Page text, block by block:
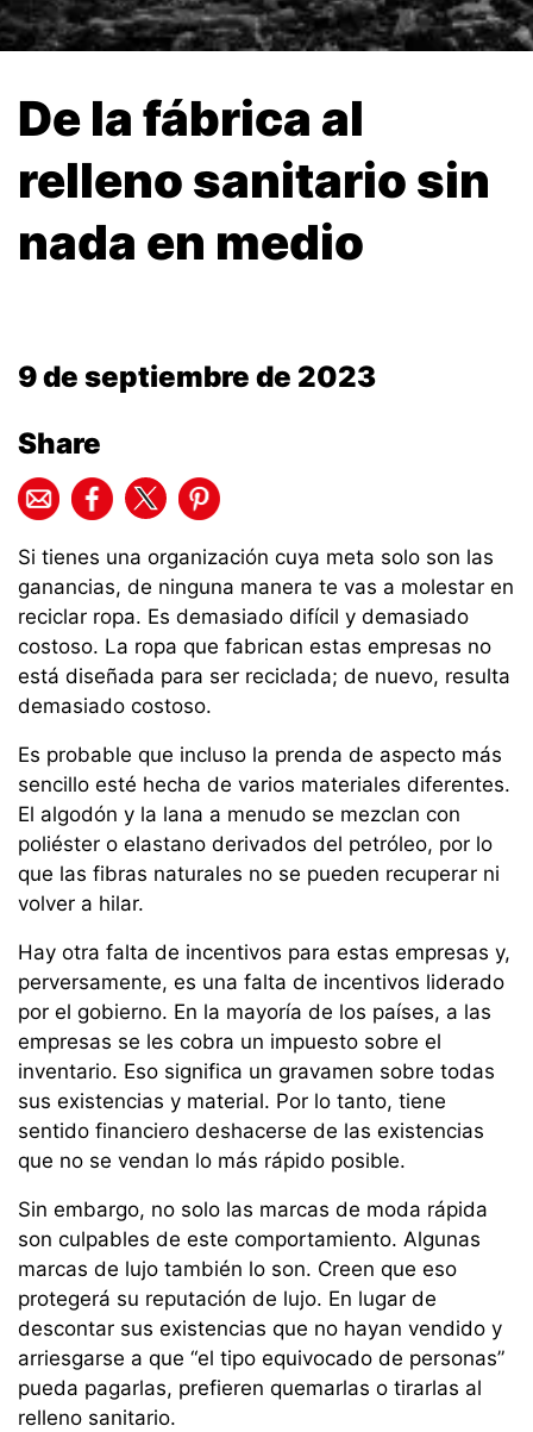
De la fábrica al
relleno sanitario sin
nada en medio
9 de septiembre de 2023
Share
Si tienes una organización cuya meta solo son las
ganancias, de ninguna manera te vas a molestar en
reciclar ropa. Es demasiado difícil y demasiado
costoso. La ropa que fabrican estas empresas no
está diseñada para ser reciclada; de nuevo, resulta
demasiado costoso.
Es probable que incluso la prenda de aspecto más
sencillo esté hecha de varios materiales diferentes.
El algodón y la lana a menudo se mezclan con
poliéster o elastano derivados del petróleo, por lo
que las fibras naturales no se pueden recuperar ni
volver a hilar.
Hay otra falta de incentivos para estas empresas y,
perversamente, es una falta de incentivos liderado
por el gobierno. En la mayoría de los países, a las
empresas se les cobra un impuesto sobre el
inventario. Eso significa un gravamen sobre todas
sus existencias y material. Por lo tanto, tiene
sentido financiero deshacerse de las existencias
que no se vendan lo más rápido posible.
Sin embargo, no solo las marcas de moda rápida
son culpables de este comportamiento. Algunas
marcas de lujo también lo son. Creen que eso
protegerá su reputación de lujo. En lugar de
descontar sus existencias que no hayan vendido y
arriesgarse a que “el tipo equivocado de personas”
pueda pagarlas, prefieren quemarlas o tirarlas al
relleno sanitario.